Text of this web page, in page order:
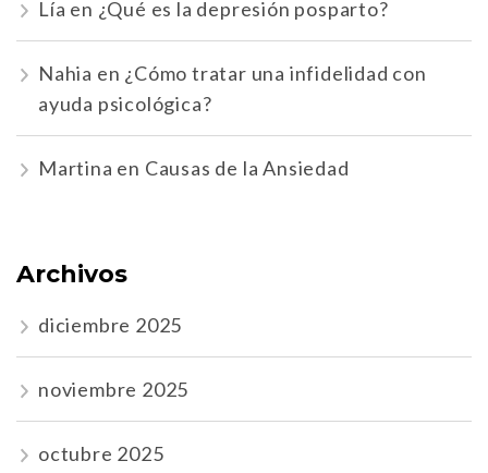
Lía en ¿Qué es la depresión posparto?
Nahia en ¿Cómo tratar una infidelidad con
ayuda psicológica?
Martina en Causas de la Ansiedad
Archivos
diciembre 2025
noviembre 2025
octubre 2025